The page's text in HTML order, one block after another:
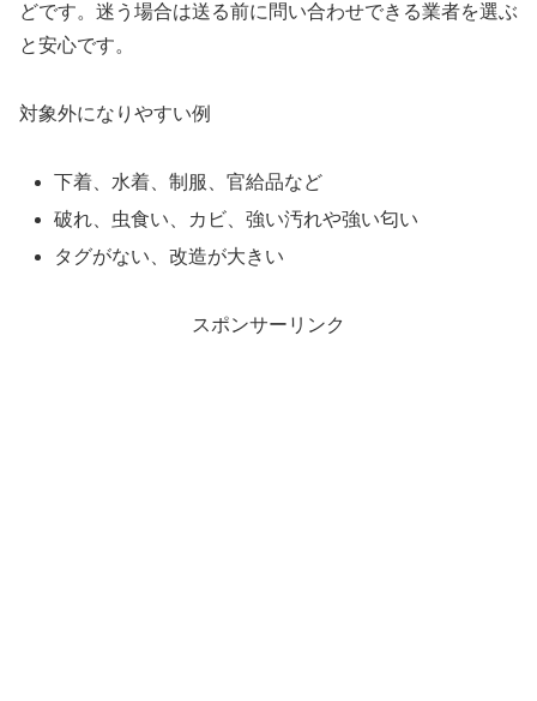
どです。迷う場合は送る前に問い合わせできる業者を選ぶ
と安心です。
対象外になりやすい例
下着、水着、制服、官給品など
破れ、虫食い、カビ、強い汚れや強い匂い
タグがない、改造が大きい
スポンサーリンク